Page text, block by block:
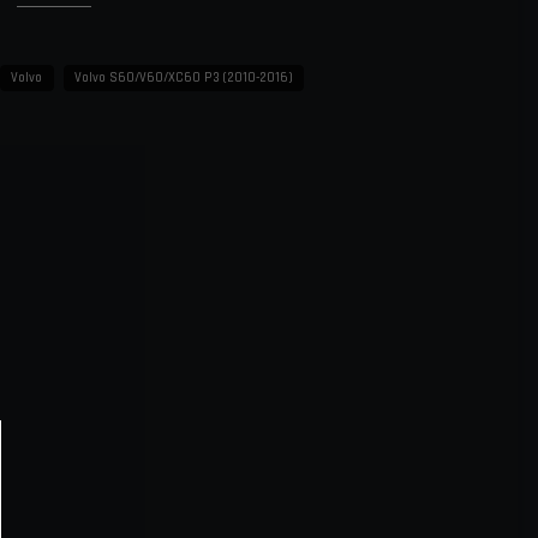
180 °C
Volvo Volvo S60/V60/XC60 P3 (2010-2016)